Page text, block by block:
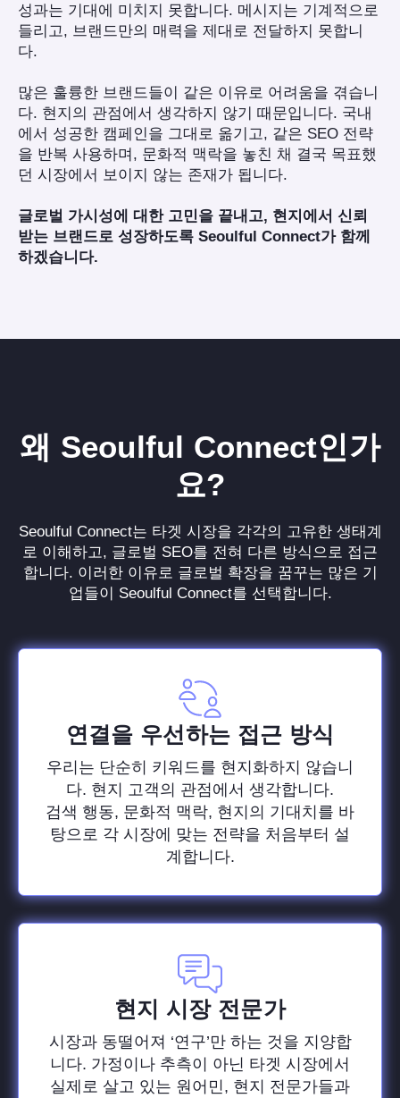
성과는 기대에 미치지 못합니다. 메시지는 기계적으로
들리고, 브랜드만의 매력을 제대로 전달하지 못합니
다.
많은 훌륭한 브랜드들이 같은 이유로 어려움을 겪습니
다. 현지의 관점에서 생각하지 않기 때문입니다. 국내
에서 성공한 캠페인을 그대로 옮기고, 같은 SEO 전략
을 반복 사용하며, 문화적 맥락을 놓친 채 결국 목표했
던 시장에서 보이지 않는 존재가 됩니다.
글로벌 가시성에 대한 고민을 끝내고, 현지에서 신뢰
받는 브랜드로 성장하도록 Seoulful Connect가 함께
하겠습니다.
왜 Seoulful Connect인가
요?
Seoulful Connect는 타겟 시장을 각각의 고유한 생태계
로 이해하고, 글로벌 SEO를 전혀 다른 방식으로 접근
합니다. 이러한 이유로 글로벌 확장을 꿈꾸는 많은 기
업들이 Seoulful Connect를 선택합니다.
연결을 우선하는 접근 방식
우리는 단순히 키워드를 현지화하지 않습니
다. 현지 고객의 관점에서 생각합니다.
검색 행동, 문화적 맥락, 현지의 기대치를 바
탕으로 각 시장에 맞는 전략을 처음부터 설
계합니다.
현지 시장 전문가
시장과 동떨어져 ‘연구’만 하는 것을 지양합
니다. 가정이나 추측이 아닌 타겟 시장에서
실제로 살고 있는 원어민, 현지 전문가들과